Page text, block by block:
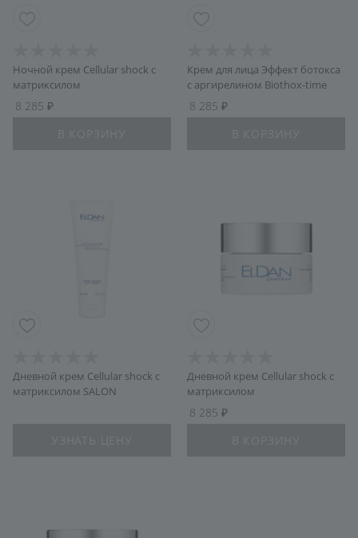
Ночной крем Cellular shock с
матриксилом
8 285
Крем для лица Эффект ботокса
с аргирелином Biothox-time
8 285
Дневной крем Cellular shock с
матриксилом SALON
Дневной крем Cellular shock с
матриксилом
8 285